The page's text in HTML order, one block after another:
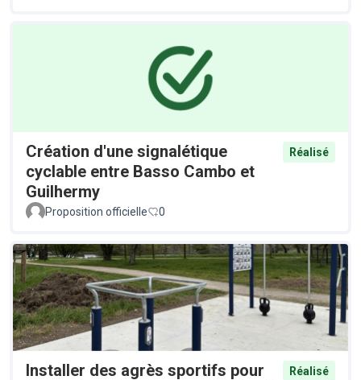
Création d'une signalétique
cyclable entre Basso Cambo et
Guilhermy
Réalisé
Proposition officielle 0
Installer des agrès sportifs pour
Réalisé